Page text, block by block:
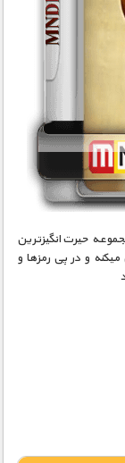
حیرت انگیزترین
و در پی رمزها و